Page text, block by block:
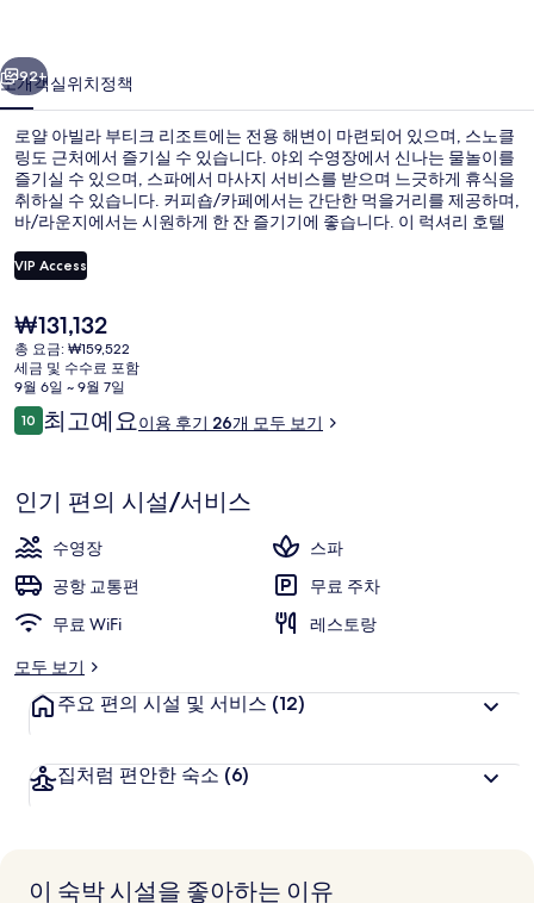
크
리
조
트
의
사
갤
러
리
다음
92+
소개객실위치정책
로얄 아빌라 부티크 리조트에는 전용 해변이 마련되어 있으며, 스노클
링도 근처에서 즐기실 수 있습니다. 야외 수영장에서 신나는 물놀이를
즐기실 수 있으며, 스파에서 마사지 서비스를 받으며 느긋하게 휴식을
취하실 수 있습니다. 커피숍/카페에서는 간단한 먹을거리를 제공하며,
바/라운지에서는 시원하게 한 잔 즐기기에 좋습니다. 이 럭셔리 호텔
터 등이 있습니다.
VIP Access
현
재
가
격
은
₩131,132
₩131,132
총 요금: ₩159,522
세금 및 수수료 포함
9월 6일 ~ 9월 7일
이
용
기
1010점 만점 중 10점.
최고예요이용 후기 26개 모두 보기
인기 편의 시설/서비스
수영장
스파
공항 교통편
무료 주차
무료 WiFi
레스토랑
모두 보기
주요 편의 시설 및 서비스 (12)
집처럼 편안한 숙소 (6)
이 숙박 시설을 좋아하는 이유